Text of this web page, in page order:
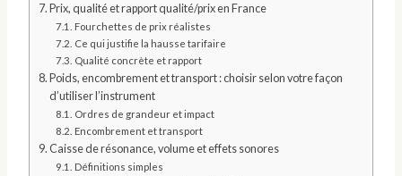
Prix, qualité et rapport qualité/prix en France
Fourchettes de prix réalistes
Ce qui justifie la hausse tarifaire
Qualité concrète et rapport
Poids, encombrement et transport : choisir selon votre façon
d’utiliser l’instrument
Ordres de grandeur et impact
Encombrement et transport
Caisse de résonance, volume et effets sonores
Définitions simples